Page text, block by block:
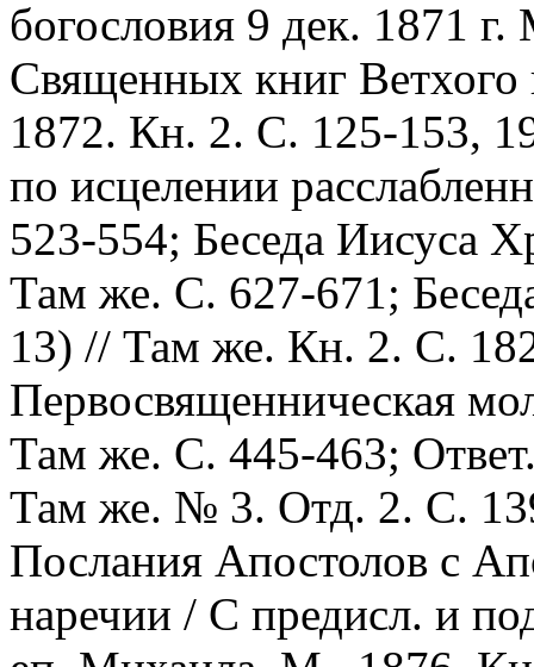
богословия 9 дек. 1871
Священных книг
1872. Кн. 2. С. 125-153,
по исцелении
523-554; Беседа Иисуса
Там же. С. 627-671;
13) // Там же. Кн. 2. С.
Первосвященническая
Там же. С. 445-463;
Там же. № 3. Отд. 2. С.
Послания Апостолов с
наречии / С предисл. и